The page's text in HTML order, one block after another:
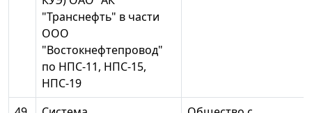
"Транснефть" в части
ООО
"Востокнефтепровод"
по НПС-11, НПС-15,
НПС-19